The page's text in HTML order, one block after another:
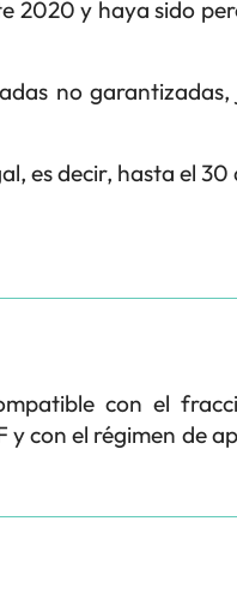
2020 y haya sido
no
es decir, hasta el 30
con el
y con el régimen de